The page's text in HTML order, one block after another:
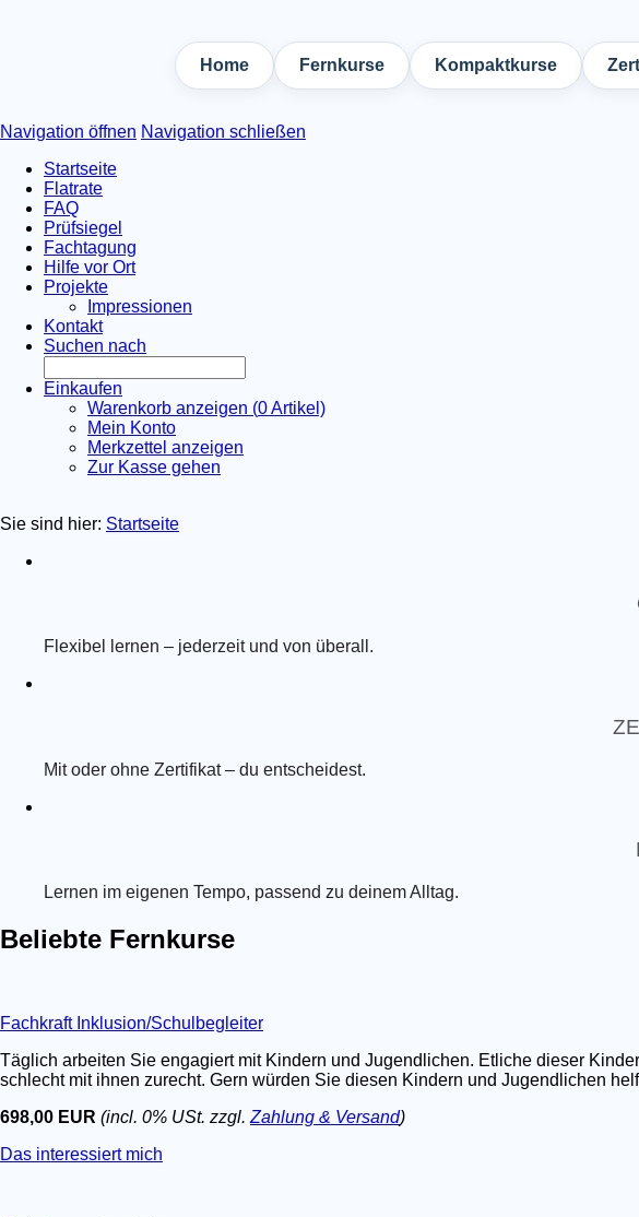
Home Fernkurse Kompaktkurse
Navigation öffnen Navigation schließen
Startseite
Flatrate
FAQ
Prüfsiegel
Fachtagung
Hilfe vor Ort
Projekte
Impressionen
Kontakt
Suchen nach
Einkaufen
Warenkorb anzeigen (0Artikel)
Mein Konto
Merkzettel anzeigen
Zur Kasse gehen
Sie sind hier: Startseite
Flexibel lernen – jederzeit und von überall.
Mit oder ohne Zertifikat – du entscheidest.
Lernen im eigenen Tempo, passend zu deinem Alltag.
Beliebte Fernkurse
Fachkraft Inklusion/Schulbegleiter
Täglich arbeiten Sie engagiert mit Kindern und Jugendlichen. Etliche dieser
schlecht mit ihnen zurecht. Gern würden Sie diesen Kindern und Jugendlichen
698,00 EUR (incl. 0% USt. zzgl. Zahlung & Versand)
Das interessiert mich